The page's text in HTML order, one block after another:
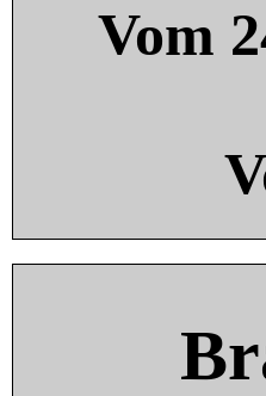
Vom